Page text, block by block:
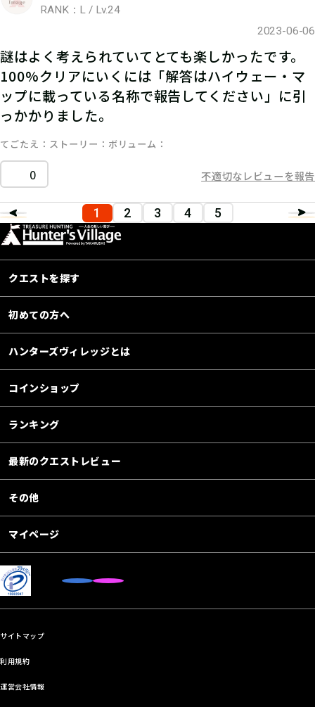
RANK：L / Lv.24
2023-06-06
謎はよく考えられていてとても楽しかったです。
100%クリアにいくには「解答はハイウェー・マ
ップに載っている名称で報告してください」に引
っかかりました。
てごたえ ストーリー ボリューム
0 不適切なレビューを報告
1 2 3 4 5
クエストを探す
初めての方へ
ハンターズヴィレッジとは
コインショップ
ランキング
最新のクエストレビュー
その他
マイページ
サイトマップ
利用規約
運営会社情報